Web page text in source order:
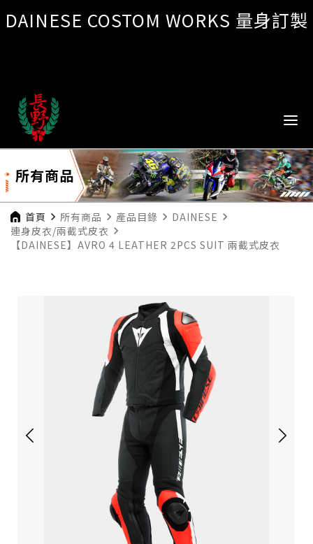
DAINESE COSTOM WORKS 量身訂製
所有商品
首頁 navigate_next 所有商品 navigate_next 產品目錄 navigate_next DAINESE navigate_next
連身皮衣/兩截式皮衣 navigate_next
【DAINESE】AVRO 4 LEATHER 2PCS SUIT 兩截式皮衣